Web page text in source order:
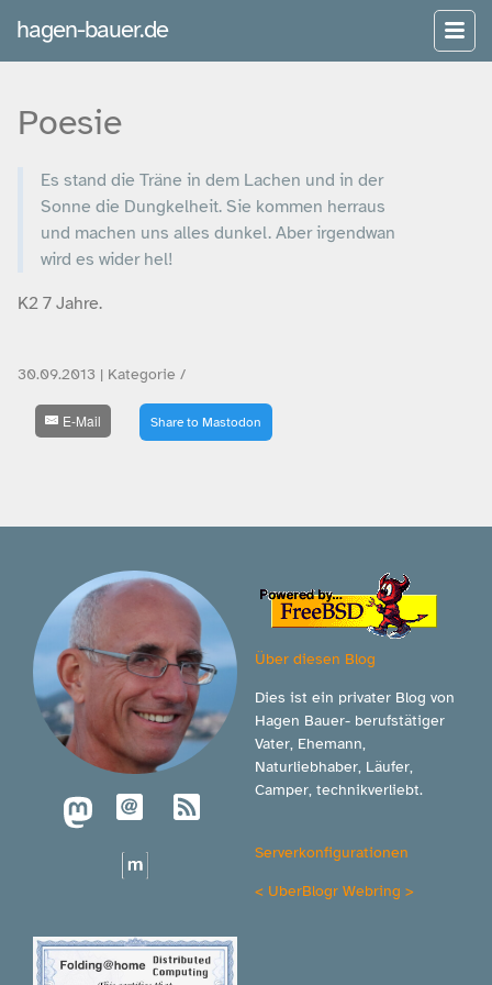
hagen-bauer.de
Poesie
Es stand die Träne in dem Lachen und in der
Sonne die Dungkelheit. Sie kommen herraus
und machen uns alles dunkel. Aber irgendwan
wird es wider hel!
K2 7 Jahre.
30.09.2013 | Kategorie /
E-Mail Share to Mastodon
Über diesen Blog
Dies ist ein privater Blog von
Hagen Bauer- berufstätiger
Vater, Ehemann,
Naturliebhaber, Läufer,
Camper, technikverliebt.
Serverkonfigurationen
< UberBlogr Webring >